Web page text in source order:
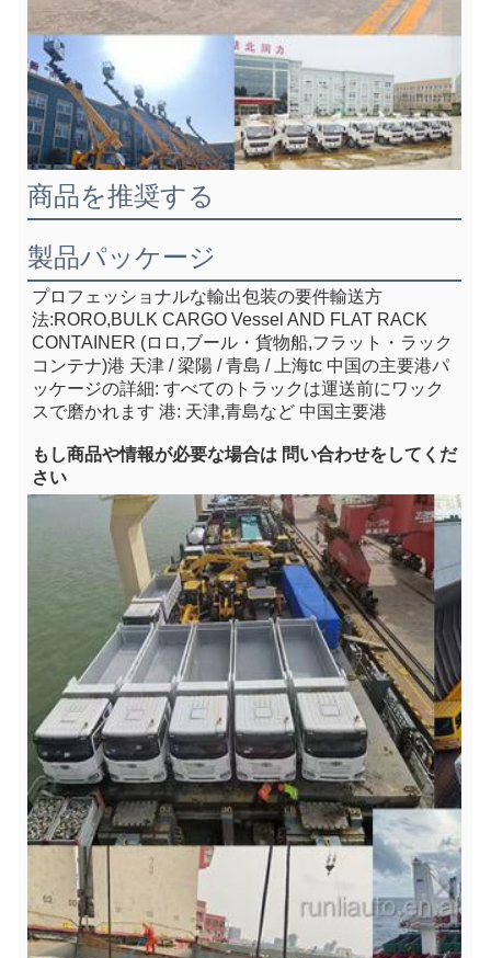
商品を推奨する
製品パッケージ
プロフェッショナルな輸出包装の要件輸送方
法:RORO,BULK CARGO Vessel AND FLAT RACK
CONTAINER (ロロ,ブール・貨物船,フラット・ラック
コンテナ)港 天津 / 梁陽 / 青島 / 上海tc 中国の主要港パ
ッケージの詳細: すべてのトラックは運送前にワック
スで磨かれます 港: 天津,青島など 中国主要港
もし商品や情報が必要な場合は 問い合わせをしてくだ
さい